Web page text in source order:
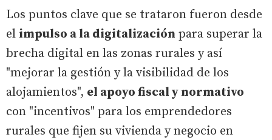
Los puntos clave que se trataron fueron desde
el impulso a la digitalización para superar la
brecha digital en las zonas rurales y así
"mejorar la gestión y la visibilidad de los
alojamientos", el apoyo fiscal y normativo
con "incentivos" para los emprendedores
rurales que fijen su vivienda y negocio en